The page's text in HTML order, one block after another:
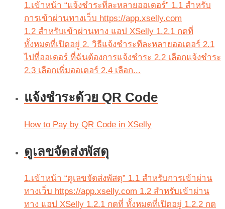
1.เข้าหน้า “แจ้งชำระทีละหลายออเดอร์” 1.1 สำหรับ
การเข้าผ่านทางเว็บ https://app.xselly.com
1.2 สำหรับเข้าผ่านทาง แอป XSelly 1.2.1 กดที่
ทั้งหมดที่เปิดอยู่ 2. วิธีแจ้งชำระทีละหลายออเดอร์ 2.1
ไปที่ออเดอร์ ที่ฉันต้องการแจ้งชำระ 2.2 เลือกแจ้งชำระ
2.3 เลือกเพิ่มออเดอร์ 2.4 เลือก...
แจ้งชำระด้วย QR Code
How to Pay by QR Code in XSelly
ดูเลขจัดส่งพัสดุ
1.เข้าหน้า “ดูเลขจัดส่งพัสดุ” 1.1 สำหรับการเข้าผ่าน
ทางเว็บ https://app.xselly.com 1.2 สำหรับเข้าผ่าน
ทาง แอป XSelly 1.2.1 กดที่ ทั้งหมดที่เปิดอยู่ 1.2.2 กด